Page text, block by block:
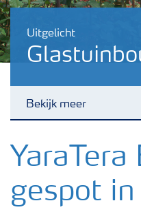
Uitgelicht
Bekijk meer
Nieuwsbrieven
Gewassen
YaraTera
gespot